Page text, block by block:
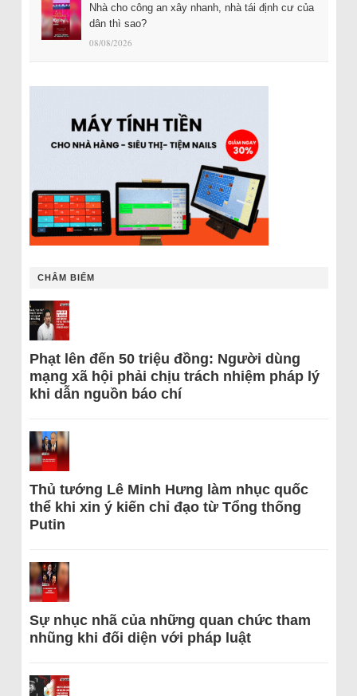
Nhà cho công an xây nhanh, nhà tái định cư của
dân thì sao?
08/08/2026
CHÂM BIẾM
Phạt lên đến 50 triệu đồng: Người dùng
mạng xã hội phải chịu trách nhiệm pháp lý
khi dẫn nguồn báo chí
Thủ tướng Lê Minh Hưng làm nhục quốc
thể khi xin ý kiến chỉ đạo từ Tổng thống
Putin
Sự nhục nhã của những quan chức tham
nhũng khi đối diện với pháp luật